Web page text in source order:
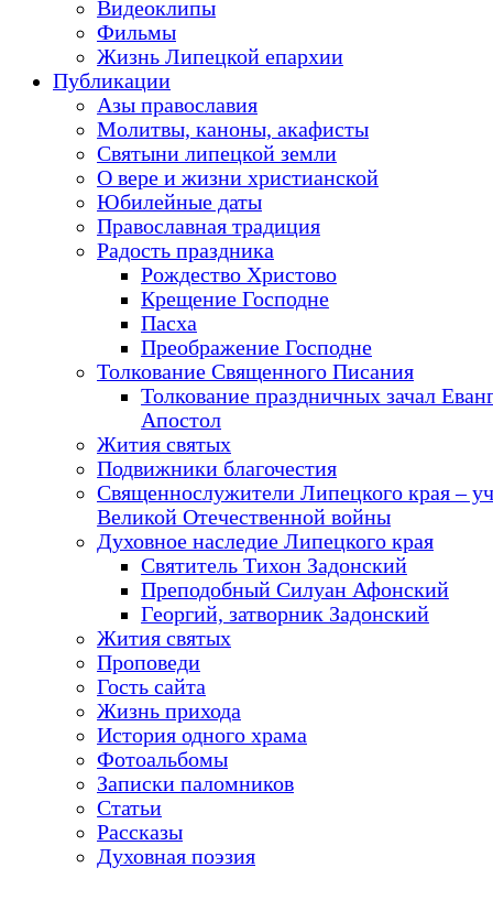
Видеоклипы
Фильмы
Жизнь Липецкой епархии
Публикации
Азы православия
Молитвы, каноны, акафисты
Святыни липецкой земли
О вере и жизни христианской
Юбилейные даты
Православная традиция
Радость праздника
Рождество Христово
Крещение Господне
Пасха
Преображение Господне
Толкование Священного Писания
Толкование праздничных зачал
Апостол
Жития святых
Подвижники благочестия
Священнослужители Липецкого края –
Великой Отечественной войны
Духовное наследие Липецкого края
Святитель Тихон Задонский
Преподобный Силуан Афонский
Георгий, затворник Задонский
Жития святых
Проповеди
Гость сайта
Жизнь прихода
История одного храма
Фотоальбомы
Записки паломников
Статьи
Рассказы
Духовная поэзия